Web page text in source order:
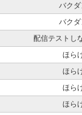
バクダ
バクダ
配信テストし
ほら
ほら
ほら
ほら